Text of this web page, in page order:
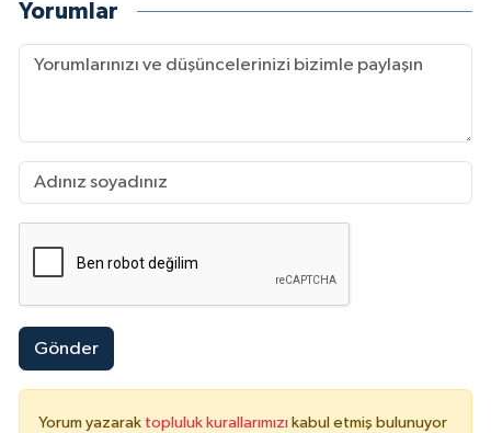
Yorumlar
Gönder
Yorum yazarak topluluk kurallarımızı kabul etmiş bulunuyor